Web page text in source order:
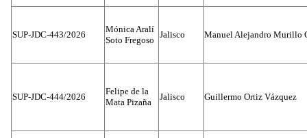
SUP-JDC-443/2026
Mónica Aralí
Soto Fregoso
Jalisco Manuel Alejandro Murillo
SUP-JDC-444/2026
Felipe de la
Mata Pizaña
Jalisco Guillermo Ortiz Vázquez